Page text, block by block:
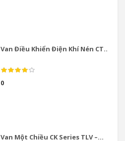
Van Điều Khiển Điện Khí Nén CT...
0
Van Một Chiều CK Series TLV –...